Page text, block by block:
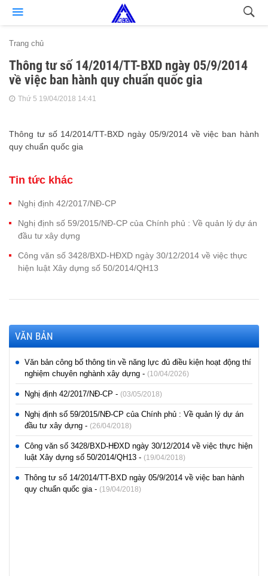
Trang chủ
Thông tư số 14/2014/TT-BXD ngày 05/9/2014
về việc ban hành quy chuẩn quốc gia
Thứ 5 19/04/2018 14:41
Thông tư số 14/2014/TT-BXD ngày 05/9/2014 về việc ban hành
quy chuẩn quốc gia
Tin tức khác
Nghị định 42/2017/NĐ-CP
Nghị định số 59/2015/NĐ-CP của Chính phủ : Về quản lý dự án
đầu tư xây dựng
Công văn số 3428/BXD-HĐXD ngày 30/12/2014 về việc thực
hiện luật Xây dựng số 50/2014/QH13
VĂN BẢN
Văn bản công bố thông tin về năng lực đủ điều kiện hoạt động thí
nghiệm chuyên nghành xây dựng - (10/04/2026)
Nghị định 42/2017/NĐ-CP - (03/05/2018)
Nghị định số 59/2015/NĐ-CP của Chính phủ : Về quản lý dự án
đầu tư xây dựng - (26/04/2018)
Công văn số 3428/BXD-HĐXD ngày 30/12/2014 về việc thực hiện
luật Xây dựng số 50/2014/QH13 - (19/04/2018)
Thông tư số 14/2014/TT-BXD ngày 05/9/2014 về việc ban hành
quy chuẩn quốc gia - (19/04/2018)